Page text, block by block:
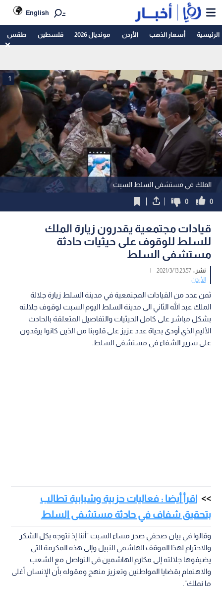
English
الرئيسية أسعار الذهب الأردن مونديال 2026 فلسطين طقس
الملك في مستشفى السلط السبت
1
0
0
قيادات مجتمعية يقدرون زيارة الملك
للسلط للوقوف على حيثيات حادثة
مستشفى السلط
نشر :23:57 2021/3/13
|
الأردن
ثمن عدد من القيادات المجتمعية في مدينة السلط زيارة جلالة
الملك عبد الله الثاني الى مدينة السلط اليوم السبت لوقوف جلالته
بشكل مباشر على كامل الحيثيات والتفاصيل المتعلقة بالحادث
الأليم الذي أودى بحياة عدد عزيز على قلوبنا من الذين كانوا يرقدون
على سرير الشفاء في مستشفى السلط.
اقرأ أيضا : فعاليات حزبية وشبابية تطالب
بتحقيق شفاف في حادثة مستشفى السلط
وقالوا في بيان صحفي صدر مساء السبت "أننا إذ نتوجه بكل الشكر
والاحترام لهذا الموقف الهاشمي النبيل وإلى هذه المكرمة التي
يضيفوها جلالته إلى مكارم الهاشمين في التواصل مع الشعب
والاهتمام بقضايا المواطنين وتعزيز منهج ومقوله بأن الإنسان أغلى
ما نملك".